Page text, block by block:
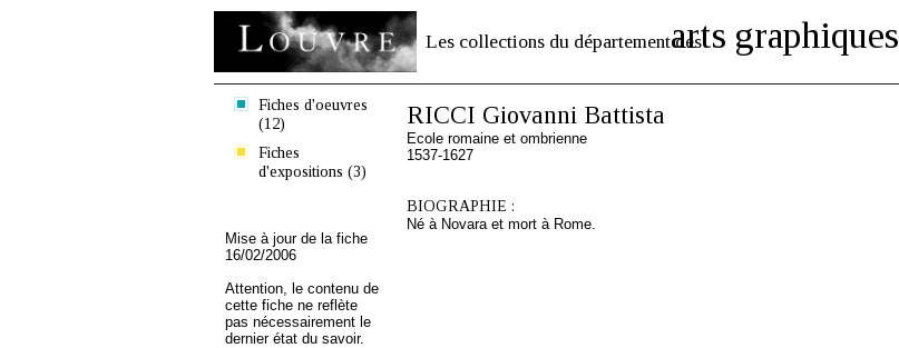
Les collections du département desarts graphiques
Fiches d'oeuvres
(12)
Fiches
d'expositions (3)
Mise à jour de la fiche
16/02/2006
Attention, le contenu de
cette fiche ne reflète
pas nécessairement le
dernier état du savoir.
RICCI Giovanni Battista
Ecole romaine et ombrienne
1537-1627
BIOGRAPHIE :
Né à Novara et mort à Rome.